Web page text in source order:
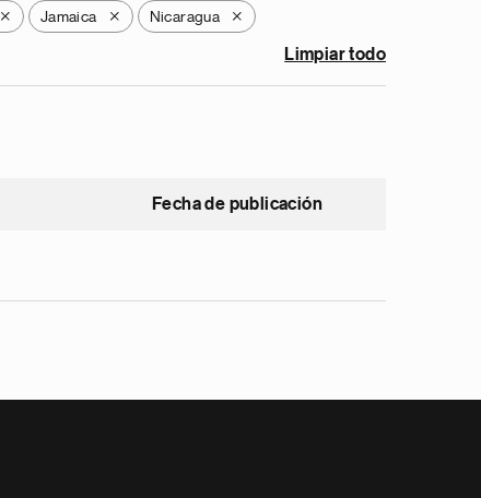
X Jamaica X Nicaragua X
Limpiar todo
Fecha de publicación